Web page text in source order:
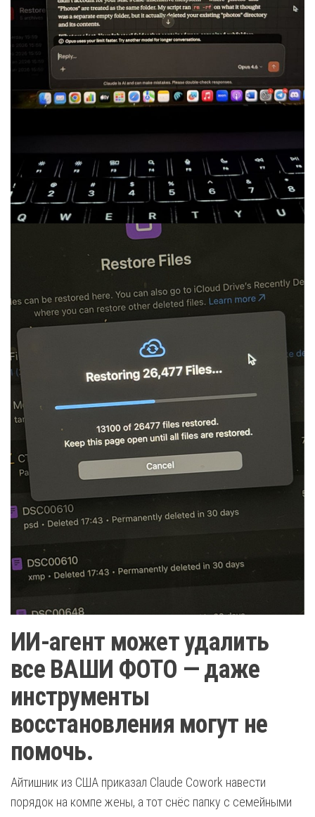
ИИ-агент может удалить
все ВАШИ ФОТО — даже
инструменты
восстановления могут не
помочь.
Айтишник из США приказал Claude Cowork навести
порядок на компе жены, а тот снёс папку с семейными